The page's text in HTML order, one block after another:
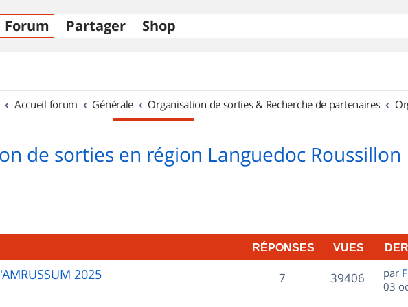
Forum Partager Shop
Accueil forum Générale Organisation de sorties & Recherche de partenaires
de sorties en région Languedoc Roussillon
RÉPONSES VUES
2025 7R
é
39406V
u
D
e
r
par
03